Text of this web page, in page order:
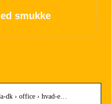
smukke
dk › office › hvad-e…